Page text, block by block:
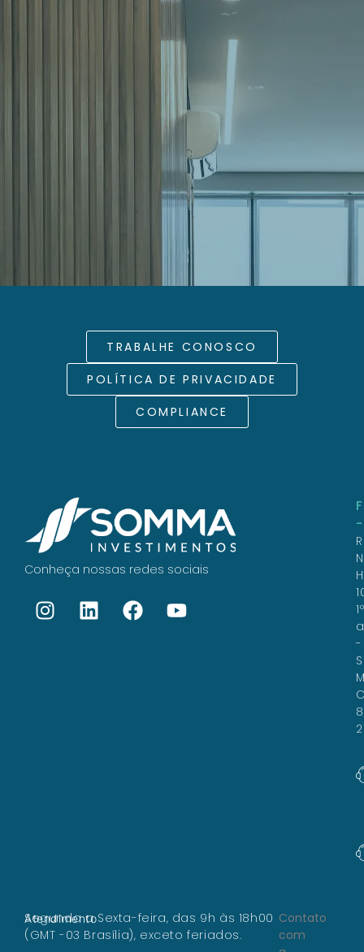
TRABALHE CONOSCO
POLÍTICA DE PRIVACIDADE
COMPLIANCE
Conheça nossas redes sociais
1º
-
Atendimento
Segunda a Sexta-feira, das 9h às 18h00
(GMT -03 Brasília), exceto feriados.
Contato
com